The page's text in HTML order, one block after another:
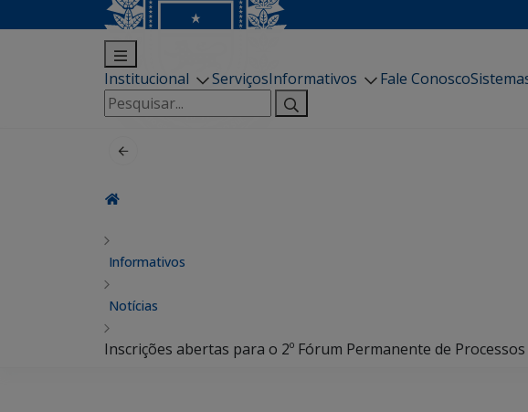
Institucional ServiçosInformativos Fale Conosco
Pesquisar
por:
Informativos
Notícias
Inscrições abertas para o 2º Fórum Permanente de Processos